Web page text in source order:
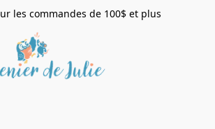
les commandes de 100$ et plus